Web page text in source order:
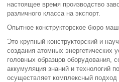
настоящее время производство
различного класса на экспорт.
Опытное конструкторское бюро
Это крупный конструкторский и
создания атомных энергетических
головных образцов оборудования,
аккумуляция знаний и технологий
осуществляет комплексный подход